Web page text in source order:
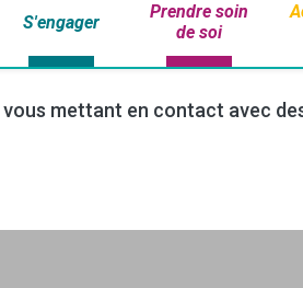
S'engager
Prendre soin
de soi
mettant en contact avec